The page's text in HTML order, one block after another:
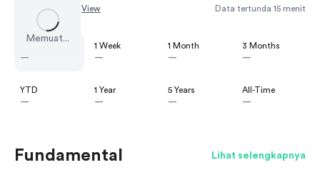
Memuat...
Chart by TradingView Data tertunda 15 menit
—
1 Week
—
1 Month
—
3 Months
—
YTD
—
1 Year
—
5 Years
—
All-Time
—
Fundamental Lihat selengkapnya